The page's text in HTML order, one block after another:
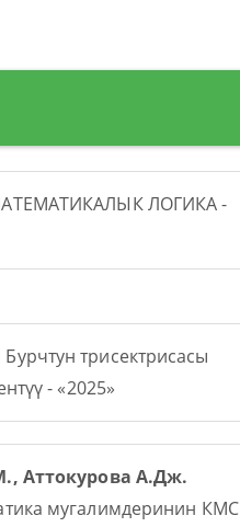
ЛОГИКА -
Бурчтун трисектрисасы
- «2025»
Аттокурова А.Дж.
мугалимдеринин КМС